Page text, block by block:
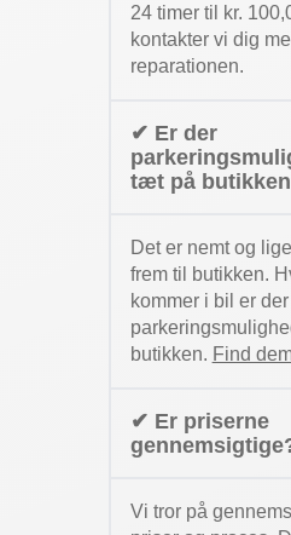
24 timer til kr.
kontakter vi dig
reparationen.
✔ Er der
tæt på
Det er nemt og
frem til butikken.
kommer i bil er der
butikken. Find
✔ Er priserne
Vi tror på